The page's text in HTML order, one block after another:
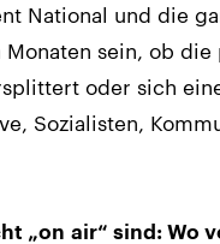
National und die
sein, ob
oder sich
Sozialisten,
„on air“ sind: Wo